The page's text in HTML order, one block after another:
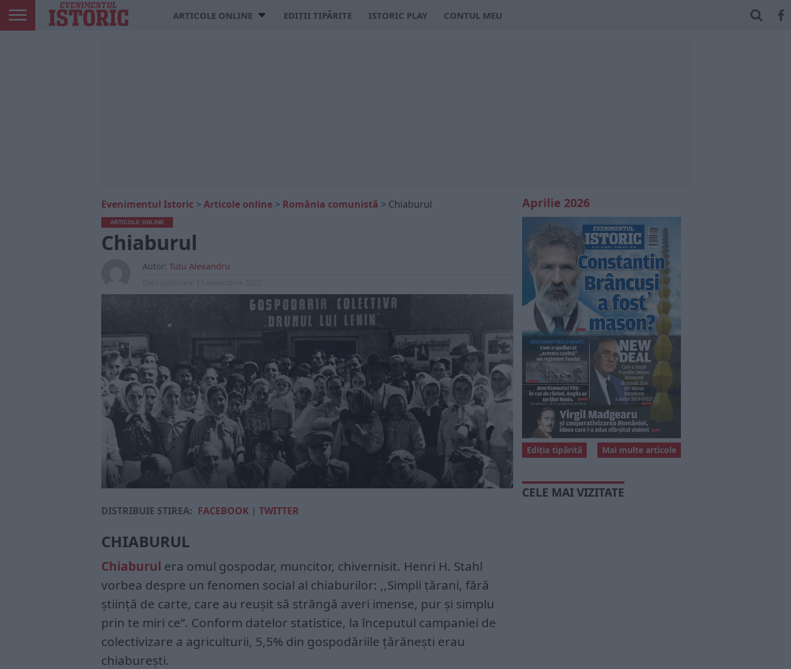
ARTICOLE ONLINE EDIȚII TIPĂRITE ISTORIC PLAY CONTUL MEU
Evenimentul Istoric > Articole online > România comunistă > Chiaburul
ARTICOLE ONLINE
Chiaburul
Autor: Tutu Alexandru
DISTRIBUIE ȘTIREA: FACEBOOK | TWITTER
CHIABURUL
Chiaburul era omul gospodar, muncitor, chivernisit. Henri H. Stahl
vorbea despre un fenomen social al chiaburilor: ,,Simpli țărani, fără
știință de carte, care au reușit să strângă averi imense, pur și simplu
prin te miri ce”. Conform datelor statistice, la începutul campaniei de
colectivizare a agriculturii, 5,5% din gospodăriile țărănești erau
chiaburești.
Aprilie 2026
Mai multe articole
Ediția tipărită
CELE MAI VIZITATE